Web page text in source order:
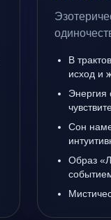
В
исход и
Энергия
Сон
Образ